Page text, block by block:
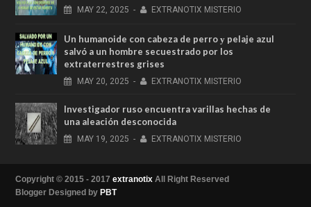
MAY 22, 2025 - EXTRANOTIX MISTERIO
Un humanoide con cabeza de perro у pelaje azul
salvó a un hombre secuestrado por los
extraterrestres grises
MAY 20, 2025 - EXTRANOTIX MISTERIO
Investigador ruso encuentra varillas hechas de
una aleación desconocida
MAY 19, 2025 - EXTRANOTIX MISTERIO
Copyright © 2015 - 2017 extranotix All Right Reserved
Blogger Designed by PBT